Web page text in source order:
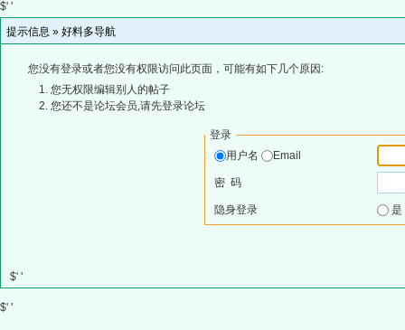
$' '
提示信息 » 好料多导航
您没有登录或者您没有权限访问此页面，可能有如下几个原因:
您无权限编辑别人的帖子
您还不是论坛会员,请先登录论坛
登录
用户名
Email
密 码
隐身登录
$' '
$' '